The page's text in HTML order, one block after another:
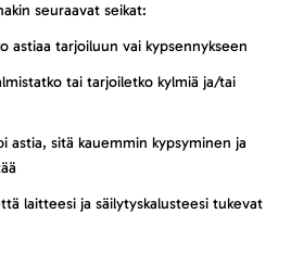
seuraavat seikat:
astiaa tarjoiluun vai kypsennykseen
tai tarjoiletko kylmiä ja/tai
astia, sitä kauemmin kypsyminen ja
laitteesi ja säilytyskalusteesi tukevat